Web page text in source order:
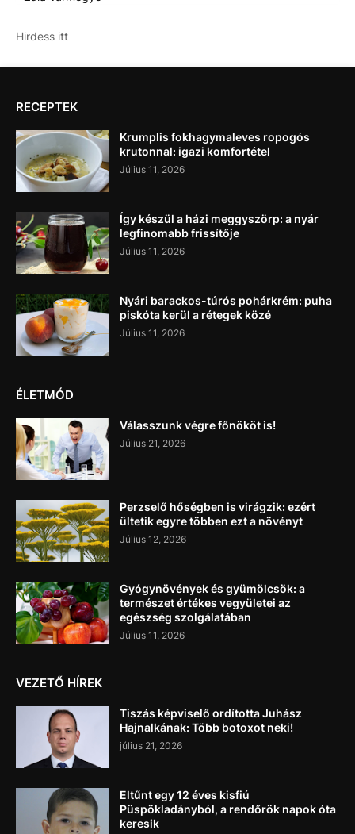
Hirdess itt
RECEPTEK
Krumplis fokhagymaleves ropogós
krutonnal: igazi komfortétel
Július 11, 2026
Így készül a házi meggyszörp: a nyár
legfinomabb frissítője
Július 11, 2026
Nyári barackos-túrós pohárkrém: puha
piskóta kerül a rétegek közé
Július 11, 2026
ÉLETMÓD
Válasszunk végre főnököt is!
Július 21, 2026
Perzselő hőségben is virágzik: ezért
ültetik egyre többen ezt a növényt
Július 12, 2026
Gyógynövények és gyümölcsök: a
természet értékes vegyületei az
egészség szolgálatában
Július 11, 2026
VEZETŐ HÍREK
Tiszás képviselő ordította Juhász
Hajnalkának: Több botoxot neki!
július 21, 2026
Eltűnt egy 12 éves kisfiú
Püspökladányból, a rendőrök napok óta
keresik